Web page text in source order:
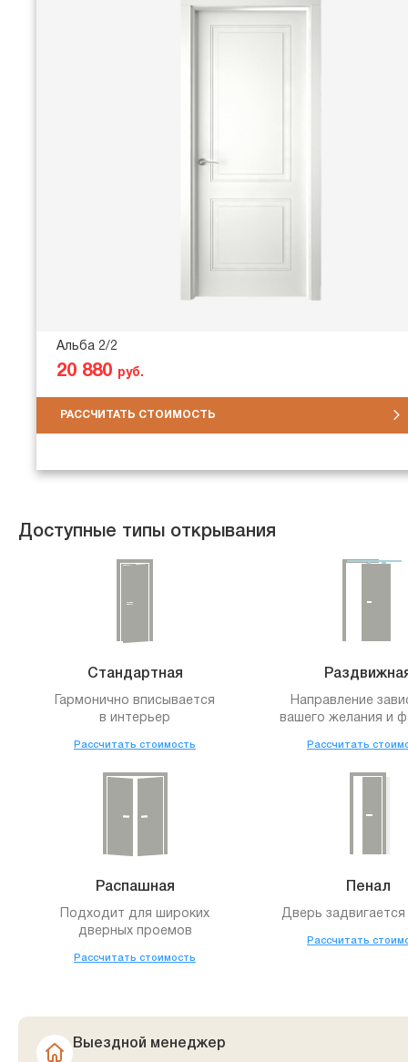
Альба 2/2
20 880 руб.
РАССЧИТАТЬ СТОИМОСТЬ
Доступные типы открывания
Стандартная
Гармонично вписывается
в интерьер
Рассчитать стоимость
Направление
вашего желания и
Рассчитать
Распашная
Подходит для широких
дверных проемов
Рассчитать стоимость
Пенал
Дверь задвигается
Рассчитать
Выездной менеджер